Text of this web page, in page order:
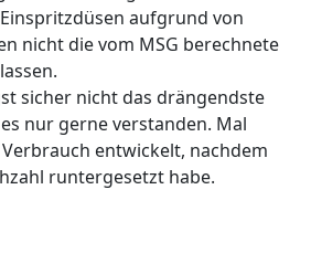
aufgrund von
nicht die vom MSG berechnete
sicher nicht das drängendste
nur gerne verstanden. Mal
entwickelt, nachdem
runtergesetzt habe.